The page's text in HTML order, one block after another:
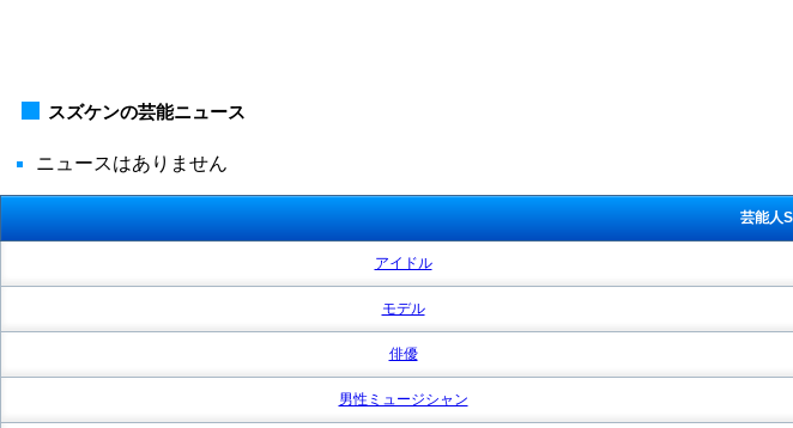
スズケンの芸能ニュース
ニュースはありません
芸能人
アイドル
モデル
俳優
男性ミュージシャン